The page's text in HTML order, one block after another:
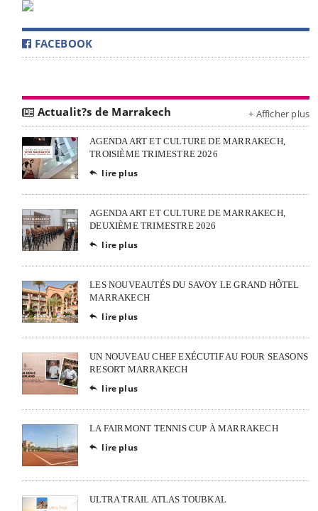
FACEBOOK
Actualit?s de Marrakech + Afficher plus
AGENDA ART ET CULTURE DE MARRAKECH,
TROISIÈME TRIMESTRE 2026
 lire plus
AGENDA ART ET CULTURE DE MARRAKECH,
DEUXIÈME TRIMESTRE 2026
 lire plus
LES NOUVEAUTÉS DU SAVOY LE GRAND HÔTEL
MARRAKECH
 lire plus
UN NOUVEAU CHEF EXÉCUTIF AU FOUR SEASONS
RESORT MARRAKECH
 lire plus
LA FAIRMONT TENNIS CUP À MARRAKECH
 lire plus
ULTRA TRAIL ATLAS TOUBKAL